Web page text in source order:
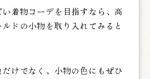
着物コーデを目指すなら、高
ドの小物を取り入れてみると
けでなく、小物の色にもぜひ